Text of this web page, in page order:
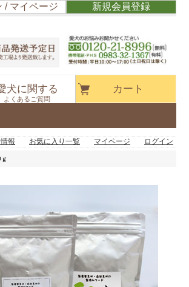
/ マイページ 新規会員登録
犬に関する
よくあるご質問
カート
報
お気に入り一覧 マイページ
ログイン